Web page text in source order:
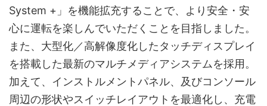
System +」を機能拡充することで、より安全・安
心に運転を楽しんでいただくことを目指しました。
また、大型化／高解像度化したタッチディスプレイ
を搭載した最新のマルチメディアシステムを採用。
加えて、インストルメントパネル、及びコンソール
周辺の形状やスイッチレイアウトを最適化し、充電